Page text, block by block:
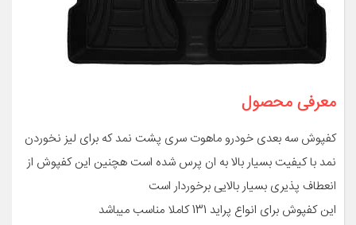
معرفی محصول
کفپوش سه بعدی خودرو ماهوت سری پشت نمد که برای لیز نخوردن
نمد با کیفیت بسیار بالا به ان پرس شده است هچنین این کفپوش از
انعطاف پذیری بسیار بالایی برخوردار است
این کفپوش برای انواع پراید 131 کاملا مناسب میباشد